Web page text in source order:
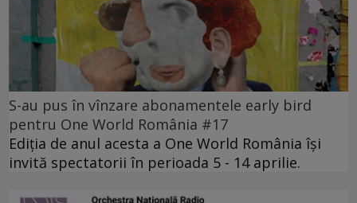
S-au pus în vînzare abonamentele early bird
pentru One World România #17
Ediția de anul acesta a One World România își
invită spectatorii în perioada 5 - 14 aprilie.